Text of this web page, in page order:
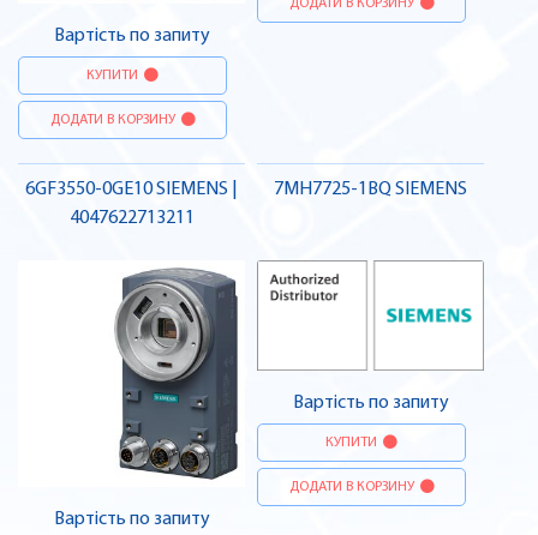
Вартість по запиту
КУПИТИ
ДОДАТИ В КОРЗИНУ
ДОДАТИ В КОРЗИНУ
6GF3550-0GE10 SIEMENS |
4047622713211
Вартість по запиту
7MH7725-1BQ SIEMENS
Вартість по запиту
КУПИТИ
ДОДАТИ В КОРЗИНУ